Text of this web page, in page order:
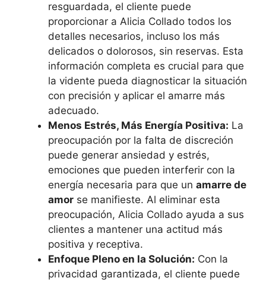
resguardada, el cliente puede
proporcionar a Alicia Collado todos los
detalles necesarios, incluso los más
delicados o dolorosos, sin reservas. Esta
información completa es crucial para que
la vidente pueda diagnosticar la situación
con precisión y aplicar el amarre más
adecuado.
Menos Estrés, Más Energía Positiva: La
preocupación por la falta de discreción
puede generar ansiedad y estrés,
emociones que pueden interferir con la
energía necesaria para que un amarre de
amor se manifieste. Al eliminar esta
preocupación, Alicia Collado ayuda a sus
clientes a mantener una actitud más
positiva y receptiva.
Enfoque Pleno en la Solución: Con la
privacidad garantizada, el cliente puede